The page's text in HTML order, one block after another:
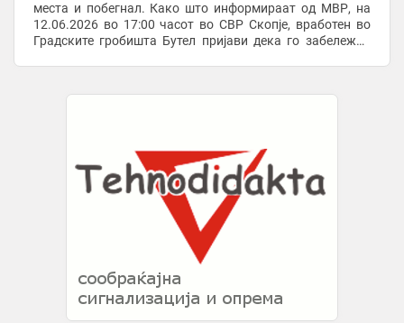
места и побегнал. Како што информираат од МВР, на
12.06.2026 во 17:00 часот во СВР Скопје, вработен во
Градските гробишта Бутел пријави дека го забележал